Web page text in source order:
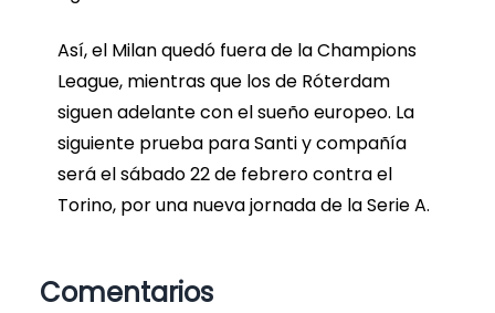
Así, el Milan quedó fuera de la Champions
League, mientras que los de Róterdam
siguen adelante con el sueño europeo. La
siguiente prueba para Santi y compañía
será el sábado 22 de febrero contra el
Torino, por una nueva jornada de la Serie A.
Comentarios